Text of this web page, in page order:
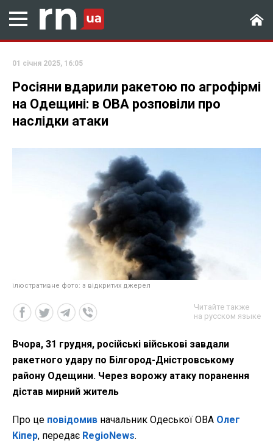
01 січня 2025, 16:05
Росіяни вдарили ракетою по агрофірмі
на Одещині: в ОВА розповіли про
наслідки атаки
ілюстративне фото: з відкритих джерел
Читайте также
на русском языке
Вчора, 31 грудня, російські військові завдали
ракетного удару по Білгород-Дністровському
району Одещини. Через ворожу атаку поранення
дістав мирний житель
Про це повідомив начальник Одеської ОВА Олег
Кіпер, передає RegioNews.